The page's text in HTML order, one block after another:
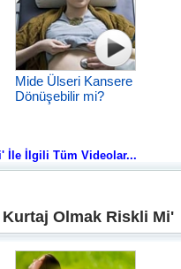
Mide Ülseri Kansere
Dönüşebilir mi?
İle İlgili Tüm Videolar...
Olmak Riskli Mi'